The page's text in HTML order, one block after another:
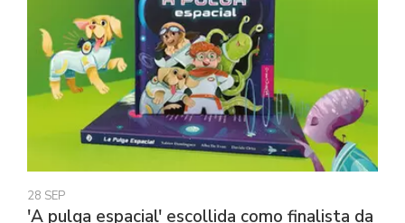
28 SEP
'A pulga espacial' escollida como finalista da